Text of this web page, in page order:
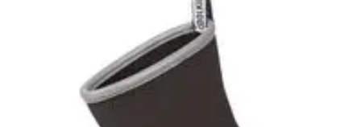
TendenzeGuida al guardaroba
Stil Eleganza